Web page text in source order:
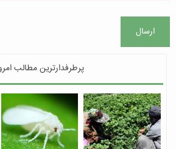
ارسال
پرطرفدارترین مطالب